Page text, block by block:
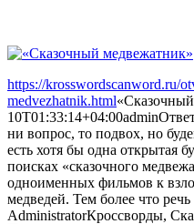
https://krosswordscanword.ru/
medvezhatnik.html
10T01:33:14+04:00admin
ни вопрос, то подвох, но
есть хотя бы одна открытая
поисках «сказочного
одноименных фильмов к
медведей. Тем более что
AdministratorКроссворды,